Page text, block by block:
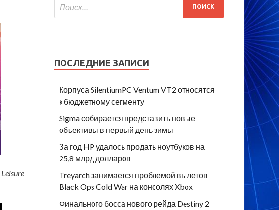
Leisure
ПОСЛЕДНИЕ ЗАПИСИ
Корпуса SilentiumPC Ventum VT2 относятся
к бюджетному сегменту
Sigma собирается представить новые
объективы в первый день зимы
За год HP удалось продать ноутбуков на
25,8 млрд долларов
Treyarch занимается проблемой вылетов
Black Ops Cold War на консолях Xbox
Финального босса нового рейда Destiny 2